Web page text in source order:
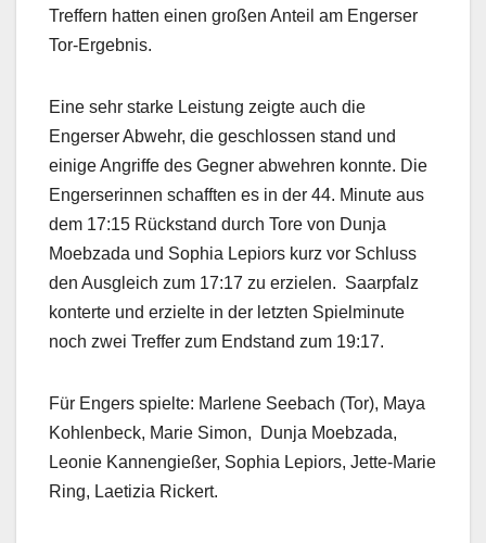
Treffern hatten einen großen Anteil am Engerser
Tor-Ergebnis.
Eine sehr starke Leistung zeigte auch die
Engerser Abwehr, die geschlossen stand und
einige Angriffe des Gegner abwehren konnte. Die
Engerserinnen schafften es in der 44. Minute aus
dem 17:15 Rückstand durch Tore von Dunja
Moebzada und Sophia Lepiors kurz vor Schluss
den Ausgleich zum 17:17 zu erzielen. Saarpfalz
konterte und erzielte in der letzten Spielminute
noch zwei Treffer zum Endstand zum 19:17.
Für Engers spielte: Marlene Seebach (Tor), Maya
Kohlenbeck, Marie Simon, Dunja Moebzada,
Leonie Kannengießer, Sophia Lepiors, Jette-Marie
Ring, Laetizia Rickert.